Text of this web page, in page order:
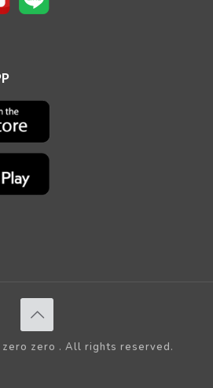
zero . All rights reserved.